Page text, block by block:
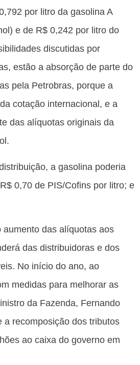
por litro da gasolina A
e de R$ 0,242 por litro do
discutidas por
estão a absorção de parte do
pela Petrobras, porque a
cotação internacional, e a
das alíquotas originais da
a gasolina poderia
0,70 de PIS/Cofins por litro; e
aumento das alíquotas aos
das distribuidoras e dos
No início do ano, ao
medidas para melhorar as
da Fazenda, Fernando
a recomposição dos tributos
ao caixa do governo em